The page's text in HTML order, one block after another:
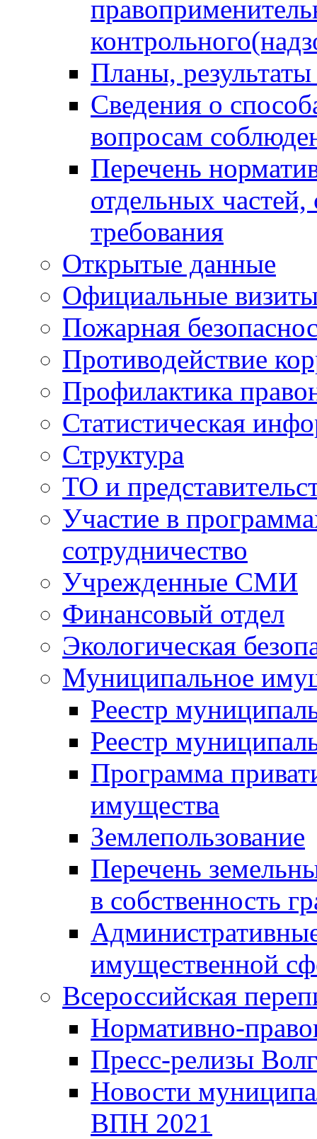
Планы,
Сведения о
вопросам
Перечень
отдельных
требования
Открытые данные
Официальные
Пожарная
Противодействие
Профилактика
Статистическая
Структура
ТО и
Участие в
сотрудничество
Учрежденные СМИ
Финансовый отдел
Экологическая
Муниципальное
Реестр
Реестр
Программа
имущества
Землепользование
Перечень
в собственность
имущественной
Всероссийская
Нормативно-
Пресс-релизы
Новости
ВПН 2021